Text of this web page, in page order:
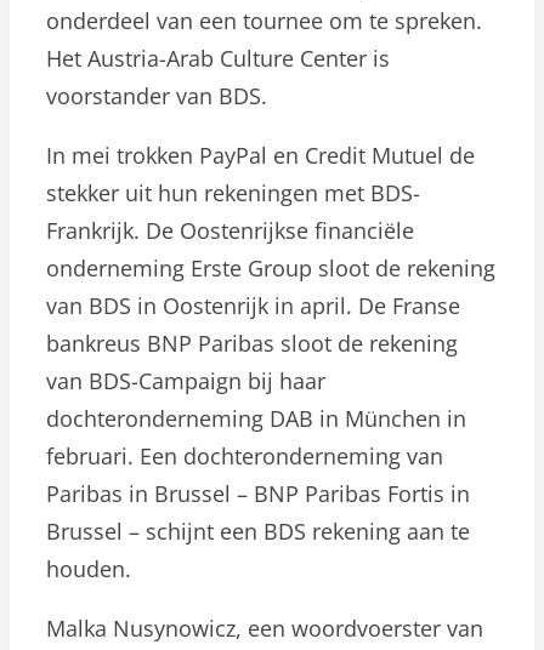
onderdeel van een tournee om te spreken.
Het Austria-Arab Culture Center is
voorstander van BDS.
In mei trokken PayPal en Credit Mutuel de
stekker uit hun rekeningen met BDS-
Frankrijk. De Oostenrijkse financiële
onderneming Erste Group sloot de rekening
van BDS in Oostenrijk in april. De Franse
bankreus BNP Paribas sloot de rekening
van BDS-Campaign bij haar
dochteronderneming DAB in München in
februari. Een dochteronderneming van
Paribas in Brussel – BNP Paribas Fortis in
Brussel – schijnt een BDS rekening aan te
houden.
Malka Nusynowicz, een woordvoerster van